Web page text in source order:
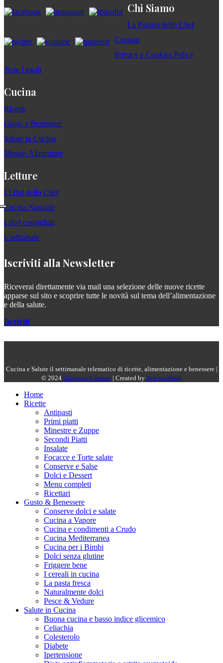
Chi Siamo
La Pagina dello Chef
Contatti
Privacy e Cookies Policy
Note Legali
Cucina
Ricette
Gusto e Benessere
Salute in Cucina
Mondo Alimentare
Letture
I Libri dello Chef
Cucina Naturale
I libri consigliati
L'editoriale
Iscriviti alla Newsletter
Riceverai direttamente via mail una selezione delle nuove ricette
apparse sul sito e scoprire tutte le novità sul tema dell’alimentazione
e della salute.
Iscriviti
Cucina e Salute il settimanale telematico di ricette, alimentazione e benessere |
© 2024 Giuseppe Capano | Created byAchromeWeb
Home
Ricette
Antipasti
Primi piatti
Minestre e Zuppe
Secondi Piatti
Insalate
Focacce e Torte salate
Conserve e Salse
Dolci e Dessert
Menu completi
Ricettari
Gusto & Benessere
Conserve dolci e salate
Cucina a Vapore
Cucina e condimenti a Crudo
Cucina Mediterranea
Cucina per i Bimbi
Dolci senza glutine
Friggere bene
I cereali in cucina
La pasta fresca
Naturalmente dolci
Pesce & Vedure
Salute in Cucina
Buona cucina e basso indice glicemico
Celiachia
Colesterolo
Diabete
Ipertensione